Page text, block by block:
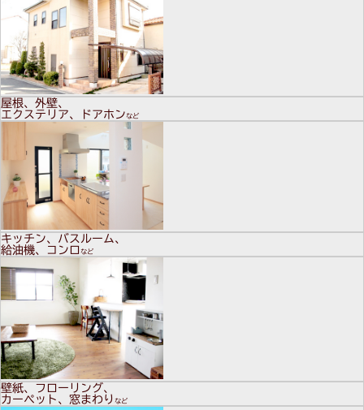
屋根、外壁、
エクステリア、ドアホンなど
キッチン、バスルーム、
給油機、コンロ など
壁紙、フローリング、
カーペット、窓まわり など